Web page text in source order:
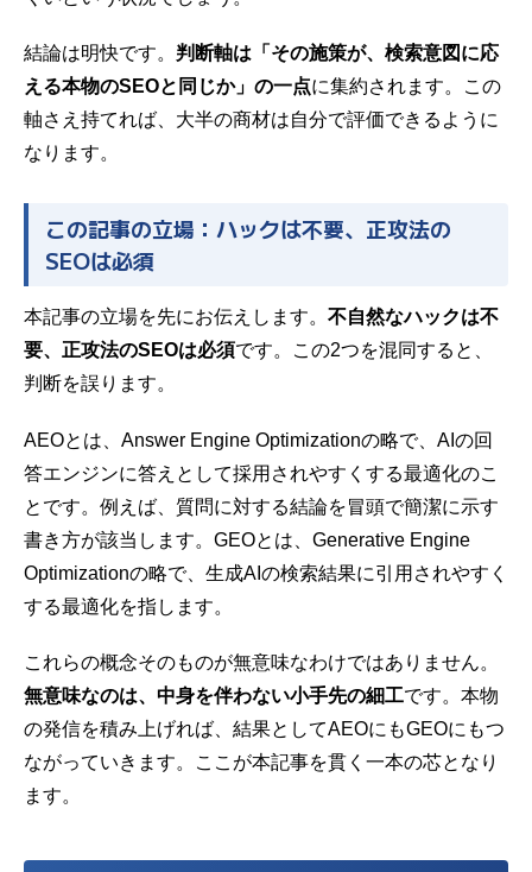
結論は明快です。 判断軸は「その施策が、検索意図に応
える本物のSEOと同じか」の一点に集約されます。この
軸さえ持てれば、大半の商材は自分で評価できるように
なります。
この記事の立場：ハックは不要、正攻法の
SEOは必須
本記事の立場を先にお伝えします。 不自然なハックは不
要、正攻法のSEOは必須です。この2つを混同すると、
判断を誤ります。
AEOとは、Answer Engine Optimizationの略で、AIの回
答エンジンに答えとして採用されやすくする最適化のこ
とです。例えば、質問に対する結論を冒頭で簡潔に示す
書き方が該当します。GEOとは、Generative Engine
Optimizationの略で、 生成AI の検索結果に引用されやすく
する最適化を指します。
これらの概念そのものが無意味なわけではありません。
無意味なのは、中身を伴わない小手先の細工です。本物
の発信を積み上げれば、結果としてAEOにもGEOにもつ
ながっていきます。ここが本記事を貫く一本の芯となり
ます。